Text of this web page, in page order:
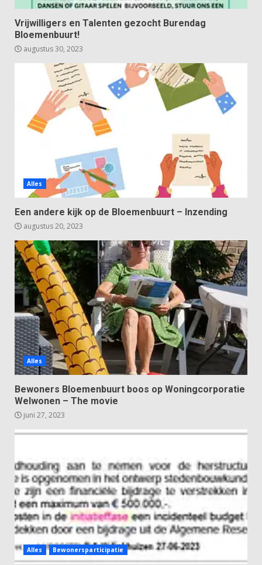
Vrijwilligers en Talenten gezocht Burendag
Bloemenbuurt!
augustus 30, 2023
Alles
Een andere kijk op de Bloemenbuurt – Inzending
augustus 20, 2023
Alles
Bewoners Bloemenbuurt boos op Woningcorporatie
Welwonen – The movie
juni 27, 2023
Alles Bewonersparticipatie